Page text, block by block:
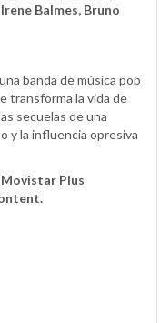
Balmes, Bruno
banda de música pop
transforma la vida de
secuelas de una
y la influencia opresiva
Movistar Plus